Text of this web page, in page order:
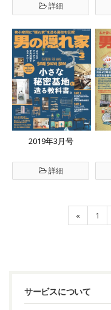
詳細
2019年3月号
詳細
« 1
サービスについて